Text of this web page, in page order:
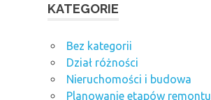
KATEGORIE
Bez kategorii
Dział różności
Nieruchomości i budowa
Planowanie etapów remontu